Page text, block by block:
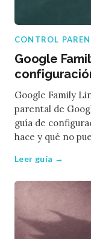
CONTROL
Google
Google Family
parental de
guía de
hace y qué no
Leer guía →